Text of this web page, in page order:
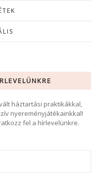
háztartási praktikákkal,
nyereményjátékainkkal!
fel a hírlevelünkre.